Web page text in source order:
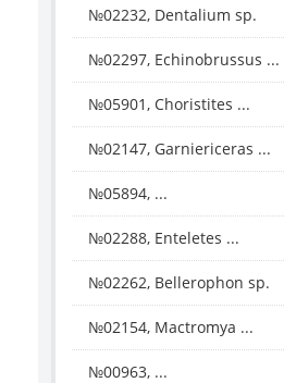
№02232, Dentalium sp.
№02297, Echinobrussus ...
№05901, Choristites ...
№02147, Garniericeras ...
№05894, ...
№02288, Enteletes ...
№02262, Bellerophon sp.
№02154, Mactromya ...
№00963, ...